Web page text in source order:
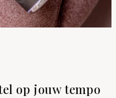
op jouw tempo